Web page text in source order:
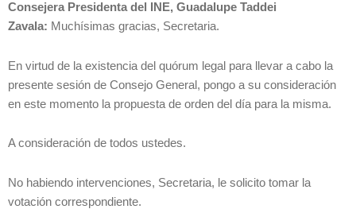
Consejera Presidenta del INE, Guadalupe Taddei
Zavala: Muchísimas gracias, Secretaria.
En virtud de la existencia del quórum legal para llevar a cabo la
presente sesión de Consejo General, pongo a su consideración
en este momento la propuesta de orden del día para la misma.
A consideración de todos ustedes.
No habiendo intervenciones, Secretaria, le solicito tomar la
votación correspondiente.